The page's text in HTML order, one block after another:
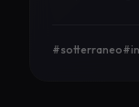
#sotterraneo